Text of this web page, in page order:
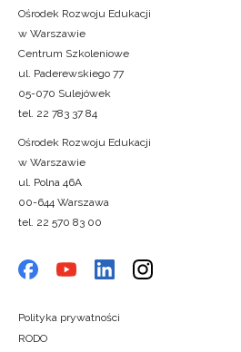
Ośrodek Rozwoju Edukacji
w Warszawie
Centrum Szkoleniowe
ul. Paderewskiego 77
05-070 Sulejówek
tel. 22 783 37 84
Ośrodek Rozwoju Edukacji
w Warszawie
ul. Polna 46A
00-644 Warszawa
tel. 22 570 83 00
Polityka prywatności
RODO